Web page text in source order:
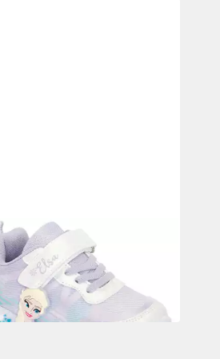
Sneaker mit cooler
€ UVP49,95 €